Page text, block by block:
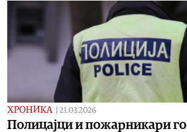
ХРОНИКА 21.03.2026
Полицајци и пожарникари го